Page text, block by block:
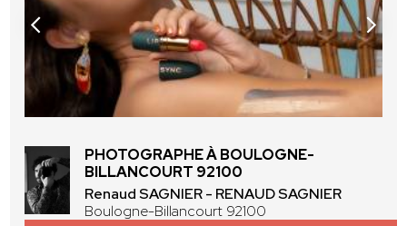
PHOTOGRAPHE À BOULOGNE-
BILLANCOURT 92100
Renaud SAGNIER - RENAUD SAGNIER
Boulogne-Billancourt 92100